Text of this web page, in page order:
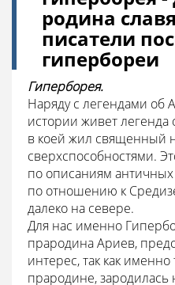
родина
писатели
гипербореи
Гиперборея.
Наряду с легендами об
истории живет
в коей жил священный
сверхспособностями.
по описаниям
по отношению к
далеко на севере.
Для нас именно
прародина Ариев,
интерес, так как
прародине,